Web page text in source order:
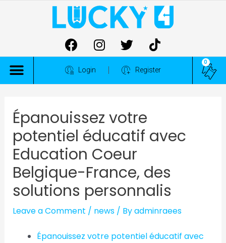
Login Register
0
Épanouissez votre
potentiel éducatif avec
Education Coeur
Belgique-France, des
solutions personnalis
Leave a Comment / news/ Byadminraees
Épanouissez votre potentiel éducatif avec